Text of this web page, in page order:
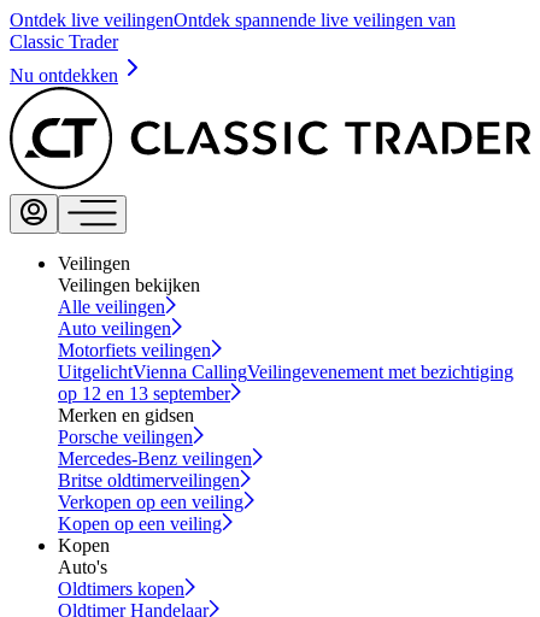
Ontdek live veilingenOntdek spannende live veilingen van
Classic Trader
Nu ontdekken
Veilingen
Veilingen bekijken
Alle veilingen
Auto veilingen
Motorfiets veilingen
UitgelichtVienna CallingVeilingevenement met bezichtiging
op 12 en 13 september
Merken en gidsen
Porsche veilingen
Mercedes-Benz veilingen
Britse oldtimerveilingen
Verkopen op een veiling
Kopen op een veiling
Kopen
Auto's
Oldtimers kopen
Oldtimer Handelaar